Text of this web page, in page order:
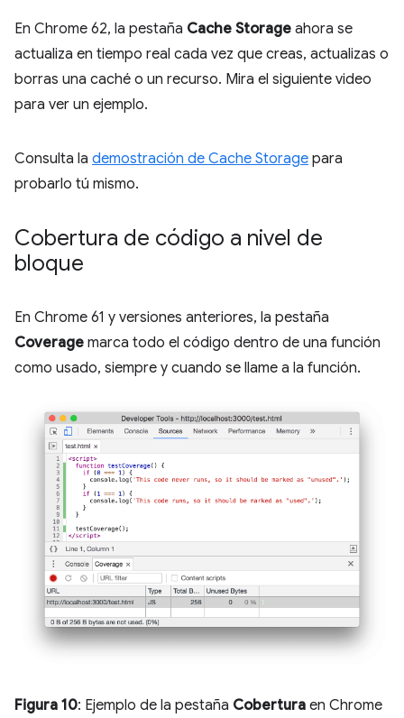
En Chrome 62, la pestaña Cache Storage ahora se
actualiza en tiempo real cada vez que creas, actualizas o
borras una caché o un recurso. Mira el siguiente video
para ver un ejemplo.
Consulta la demostración de Cache Storage para
probarlo tú mismo.
Cobertura de código a nivel de
bloque
En Chrome 61 y versiones anteriores, la pestaña
Coverage marca todo el código dentro de una función
como usado, siempre y cuando se llame a la función.
Figura 10: Ejemplo de la pestaña Cobertura en Chrome